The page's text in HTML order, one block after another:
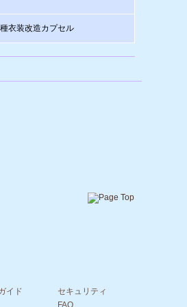
衣装改造カプセル
イド
セキュリティ
FAQ